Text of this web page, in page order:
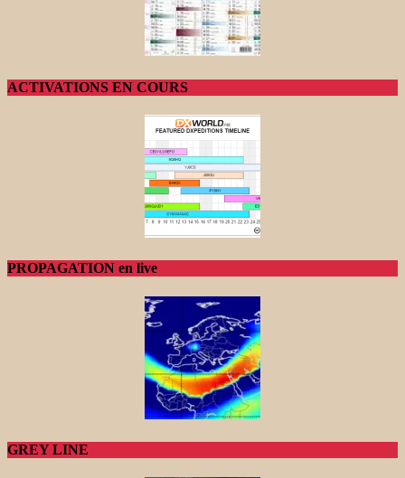
ACTIVATIONS EN COURS
PROPAGATION en live
GREY LINE